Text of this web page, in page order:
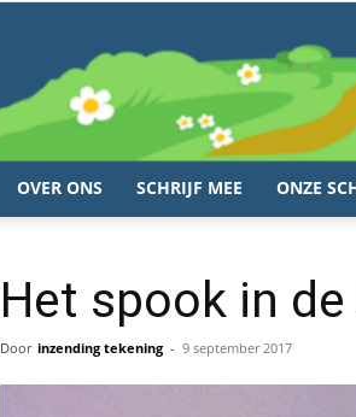
OVER ONS SCHRIJF MEE ONZE
Het spook in
Door inzending tekening - 9 september 2017